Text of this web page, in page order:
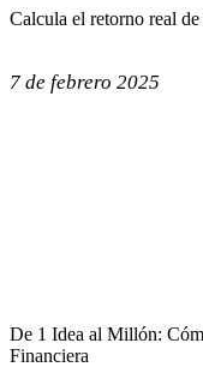
Calcula el retorno real
7 de febrero 2025
De 1 Idea al Millón:
Financiera